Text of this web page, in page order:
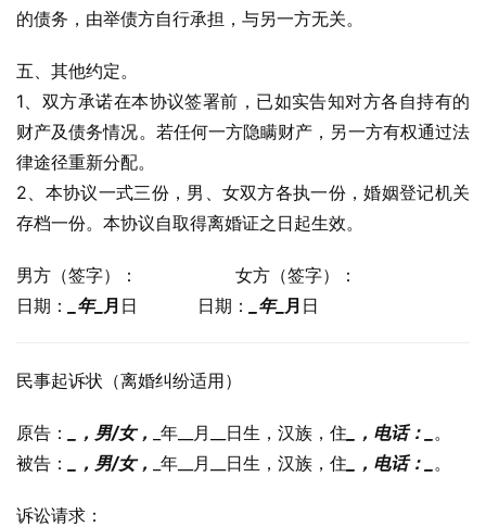
的债务，由举债方自行承担，与另一方无关。
五、其他约定。
1、双方承诺在本协议签署前，已如实告知对方各自持有的
财产及债务情况。若任何一方隐瞒财产，另一方有权通过法
律途径重新分配。
2、本协议一式三份，男、女双方各执一份，婚姻登记机关
存档一份。本协议自取得离婚证之日起生效。
男方（签字）：                  女方（签字）：
日期：
_年_月 日           日期： _年_月 日
民事起诉状（离婚纠纷适用）
原告： _，男/女， _年__月__日生，汉族，住 ，电话：
。
被告：
_，男/女， _年__月__日生，汉族，住 ，电话： 。
诉讼请求：